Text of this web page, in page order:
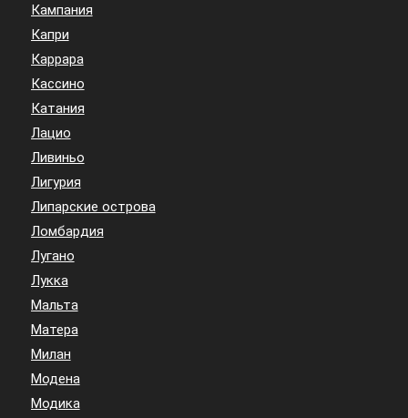
Кампания
Капри
Каррара
Кассино
Катания
Лацио
Ливиньо
Лигурия
Липарские острова
Ломбардия
Лугано
Лукка
Мальта
Матера
Милан
Модена
Модика